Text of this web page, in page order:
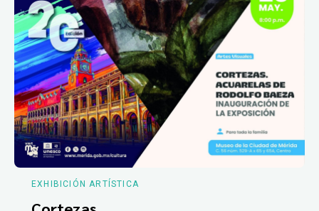
EXHIBICIÓN ARTÍSTICA